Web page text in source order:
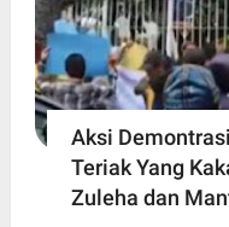
Aksi
Teriak Yang
Zuleha dan